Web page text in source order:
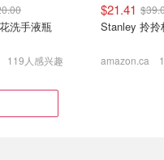
室内精油
套装 23.9mL
洗手液瓶
119人感兴趣
$21.41
Stanley 拎拎
amazon.ca